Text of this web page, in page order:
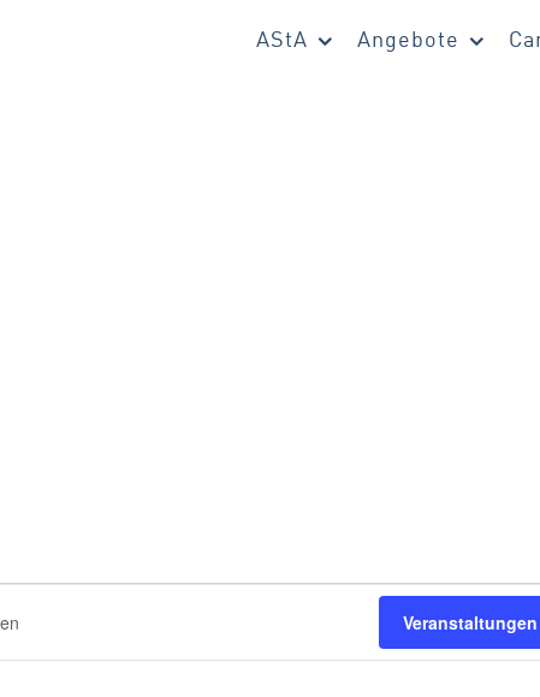
AStA Angebote